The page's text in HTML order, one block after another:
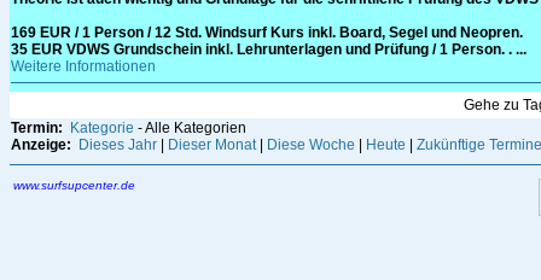
169 EUR / 1 Person / 12 Std. Windsurf Kurs inkl. Board, Segel und Neopren.
35 EUR VDWS Grundschein inkl. Lehrunterlagen und Prüfung / 1 Person. . ...
Weitere Informationen
Gehe zu
Termin:
Kategorie - Alle Kategorien
Anzeige:
Dieses Jahr Dieser Monat| Diese Woche Heute Zukünftige Termine
www.surfsupcenter.de